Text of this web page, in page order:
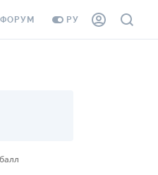
РУ
МФО
ФОРУМ
балл